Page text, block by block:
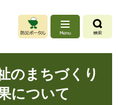
のまちづくり
について